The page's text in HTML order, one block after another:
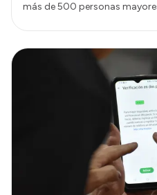
Consulta de expedientes
Convocatorias
más de 500 personas